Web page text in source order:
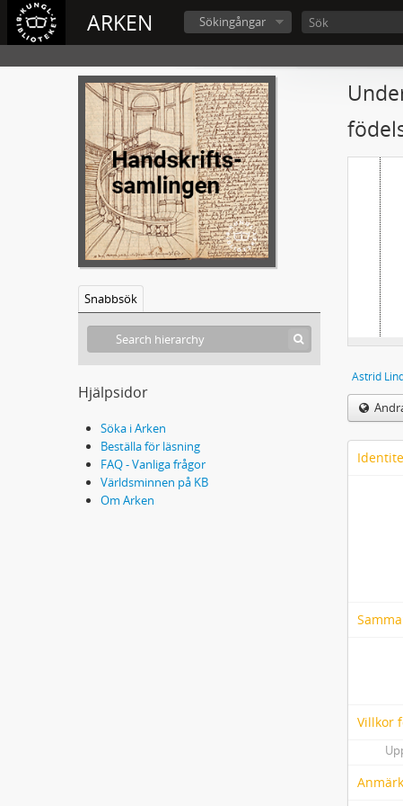
ARKEN Sökingångar
Snabbsök
Hjälpsidor
Söka i Arken
Beställa för läsning
FAQ - Vanliga frågor
Världsminnen på KB
Om Arken
Astrid
Villkor